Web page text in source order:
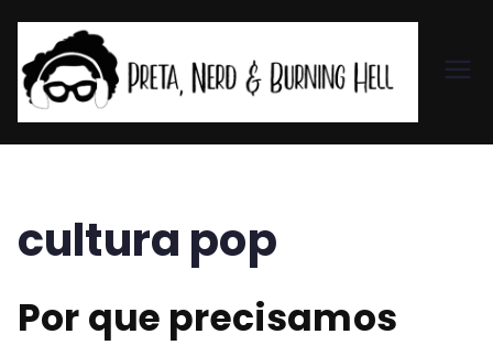
et
cultura pop
Por que precisamos